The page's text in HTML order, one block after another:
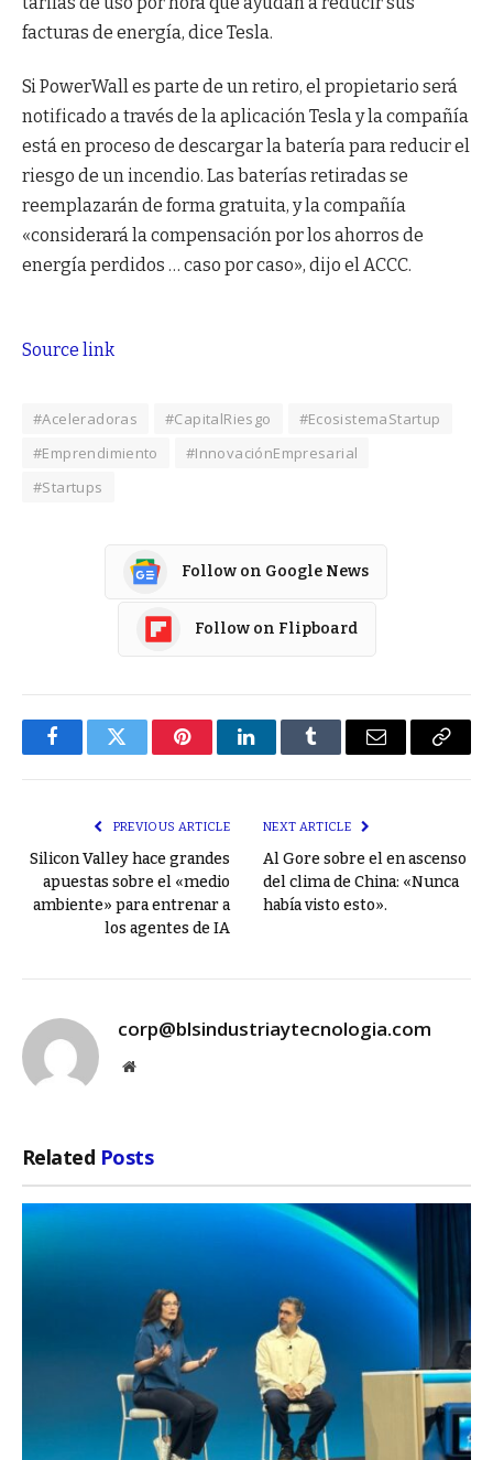
facturas de energía, dice Tesla.
Si PowerWall es parte de un retiro, el propietario será
notificado a través de la aplicación Tesla y la compañía
está en proceso de descargar la batería para reducir el
riesgo de un incendio. Las baterías retiradas se
reemplazarán de forma gratuita, y la compañía
«considerará la compensación por los ahorros de
energía perdidos … caso por caso», dijo el ACCC.
Source link
#Aceleradoras #CapitalRiesgo
#EcosistemaStartup
#Emprendimiento
#InnovaciónEmpresarial
#Startups
Follow on Google News
Follow on Flipboard
FacebookTwitter PinterestLinkedInTumblr Email
Copy
PREVIOUS ARTICLE
Silicon Valley hace grandes
apuestas sobre el «medio
ambiente» para entrenar a
los agentes de IA
NEXT ARTICLE
Al Gore sobre el en ascenso
del clima de China: «Nunca
había visto esto».
corp@blsindustriaytecnologia.com
Website
Related Posts